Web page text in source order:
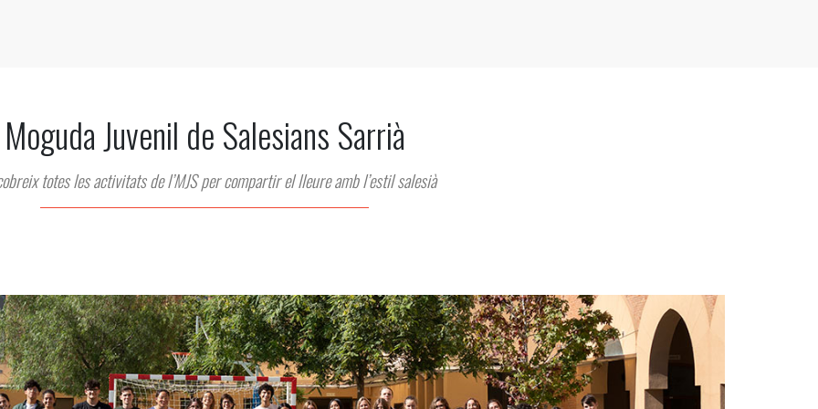
Moguda Juvenil de Salesians Sarrià
totes les activitats de l’MJS per compartir el lleure amb l’estil salesià